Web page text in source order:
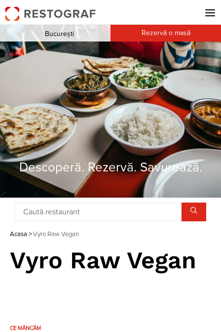
Descoperă. Rezervă. Savurează.
București Rezervă o masă
Acasa >Vyro Raw Vegan
Vyro Raw Vegan
CE MÂNCĂM